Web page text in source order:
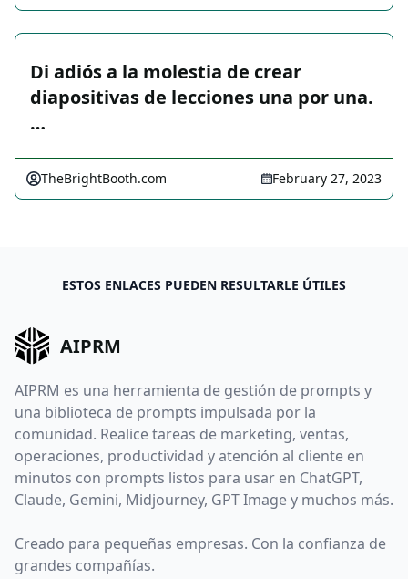
Di adiós a la molestia de crear
diapositivas de lecciones una por una.
…
TheBrightBooth.com February 27, 2023
ESTOS ENLACES PUEDEN RESULTARLE ÚTILES
AIPRM
AIPRM es una herramienta de gestión de prompts y
una biblioteca de prompts impulsada por la
comunidad. Realice tareas de marketing, ventas,
operaciones, productividad y atención al cliente en
minutos con prompts listos para usar en ChatGPT,
Claude, Gemini, Midjourney, GPT Image y muchos más.
Creado para pequeñas empresas. Con la confianza de
grandes compañías.